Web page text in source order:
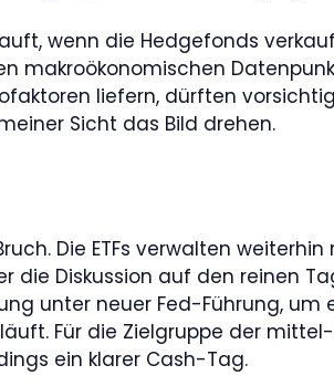
wenn die Hedgefonds
makroökonomischen
liefern, dürften
Sicht das Bild drehen.
Die ETFs verwalten weiterhin
die Diskussion auf den reinen
unter neuer Fed-Führung, um
Für die Zielgruppe der
ein klarer Cash-Tag.